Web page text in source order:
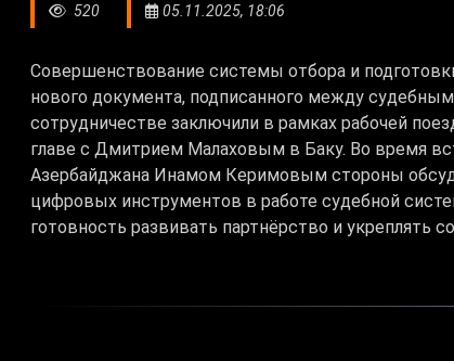
520 05.11.2025, 18:06
Совершенствование системы отбора и
нового документа, подписанного между
сотрудничестве заключили в рамках рабочей
главе с Дмитрием Малаховым в Баку. Во время
Азербайджана Инамом Керимовым стороны
цифровых инструментов в работе судебной
готовность развивать партнёрство и укреплять